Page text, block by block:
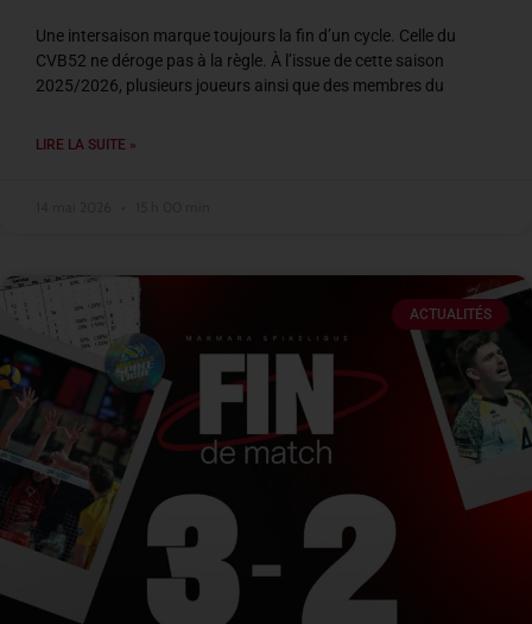
Une intersaison marque toujours la fin d’un cycle. Celle du
CVB52 ne déroge pas à la règle. À l’issue de cette saison
2025/2026, plusieurs joueurs ainsi que des membres du
LIRE LA SUITE »
ACTUALITÉS